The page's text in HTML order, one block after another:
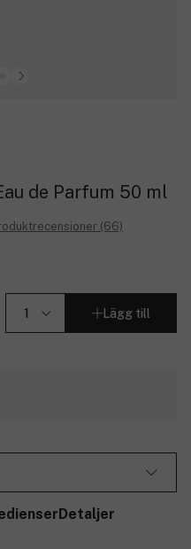
de Parfum 50 ml
(66)
Lägg till
Detaljer